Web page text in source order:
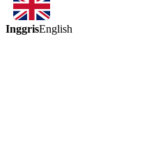
InggrisEnglish